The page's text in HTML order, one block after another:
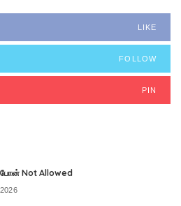
LIKE
FOLLOW
PIN
Not Allowed